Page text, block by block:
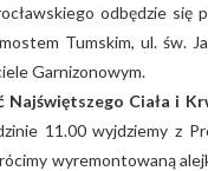
odbędzie się
Tumskim, ul. św.
Garnizonowym.
Najświętszego Ciała i
11.00 wyjdziemy z
wyremontowaną